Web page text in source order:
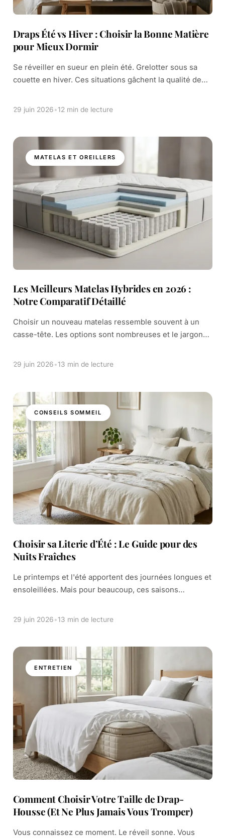
Draps Été vs Hiver : Choisir la Bonne Matière
pour Mieux Dormir
Se réveiller en sueur en plein été. Grelotter sous sa
couette en hiver. Ces situations gâchent la qualité de
seule responsable. […]
29 juin 2026•12 min de lecture
MATELAS ET OREILLERS
Les Meilleurs Matelas Hybrides en 2026 :
Notre Comparatif Détaillé
Choisir un nouveau matelas ressemble souvent à un
casse-tête. Les options sont nombreuses et le jargon
confort enveloppant de la mousse ou […]
29 juin 2026•13 min de lecture
CONSEILS SOMMEIL
Choisir sa Literie d’Été : Le Guide pour des
Nuits Fraîches
Le printemps et l'été apportent des journées longues et
ensoleillées. Mais pour beaucoup, ces saisons
Vous vous retournez dans des draps […]
29 juin 2026•13 min de lecture
ENTRETIEN
Comment Choisir Votre Taille de Drap-
Housse (Et Ne Plus Jamais Vous Tromper)
Vous connaissez ce moment. Le réveil sonne. Vous